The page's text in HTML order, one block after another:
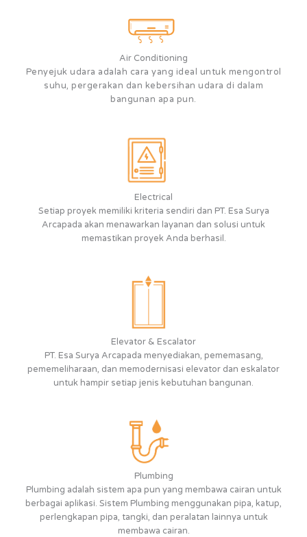
Air Conditioning
Penyejuk udara adalah cara yang ideal untuk mengontrol
suhu, pergerakan dan kebersihan udara di dalam
bangunan apa pun.
Electrical
Setiap proyek memiliki kriteria sendiri dan PT. Esa Surya
Arcapada akan menawarkan layanan dan solusi untuk
memastikan proyek Anda berhasil.
Elevator & Escalator
PT. Esa Surya Arcapada menyediakan, pememasang,
pememeliharaan, dan memodernisasi elevator dan eskalator
untuk hampir setiap jenis kebutuhan bangunan.
Plumbing
Plumbing adalah sistem apa pun yang membawa cairan untuk
berbagai aplikasi. Sistem Plumbing menggunakan pipa, katup,
perlengkapan pipa, tangki, dan peralatan lainnya untuk
membawa cairan.